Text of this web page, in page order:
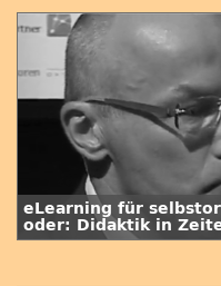
eLearning für
oder: Didaktik in